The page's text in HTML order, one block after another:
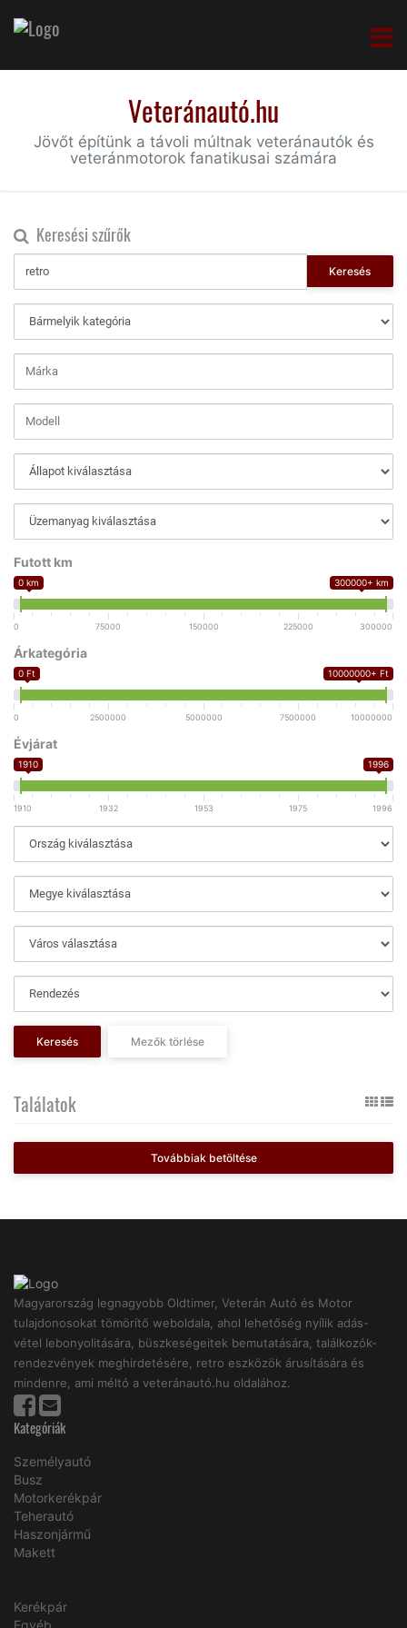
Veteránautó.hu
Jövőt építünk a távoli múltnak veteránautók és
veteránmotorok fanatikusai számára
Keresési szűrők
Keresés
Futott km
0 km 300000+ km
0 75000 150000 225000 300000
Árkategória
0 Ft 10000000+ Ft
0 2500000 5000000 7500000 10000000
Évjárat
1910 1996
1910 1932 1953 1975 1996
Keresés Mezők törlése
Találatok
Továbbiak betöltése
Magyarország legnagyobb Oldtimer, Veterán Autó és Motor
tulajdonosokat tömörítő weboldala, ahol lehetőség nyílik adás-
vétel lebonyolitására, büszkeségeitek bemutatására, találkozók-
rendezvények meghirdetésére, retro eszközök árusítására és
mindenre, ami méltó a veteránautó.hu oldalához.
Kategóriák
Személyautó
Busz
Motorkerékpár
Teherautó
Haszonjármű
Makett
Kerékpár
Egyéb